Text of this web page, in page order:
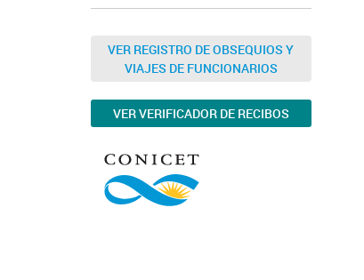
VER REGISTRO DE OBSEQUIOS Y
VIAJES DE FUNCIONARIOS
VER VERIFICADOR DE RECIBOS